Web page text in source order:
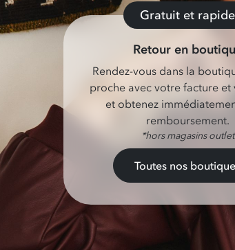
Gratuit et rapide
Retour en
Rendez-vous dans la
proche avec votre facture et
et obtenez
remboursement.
*hors magasins outlet
Toutes nos